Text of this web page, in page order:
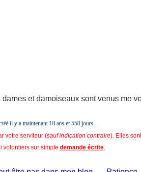
dames et damoiseaux sont venus me
il y a maintenant 18 ans et 558 jours.
votre serviteur (sauf indication contraire). Elles
volontiers sur simple demande écrite.